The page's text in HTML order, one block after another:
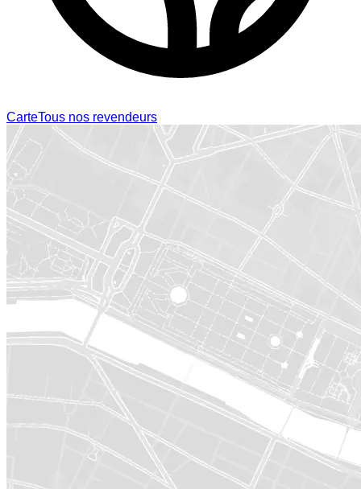
CarteTous nos revendeurs